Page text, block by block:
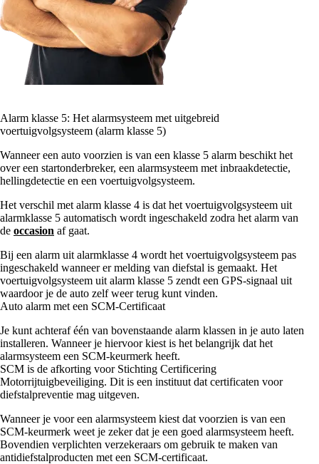
Alarm klasse 5: Het alarmsysteem met uitgebreid
voertuigvolgsysteem (alarm klasse 5)
Wanneer een auto voorzien is van een klasse 5 alarm beschikt het
over een startonderbreker, een alarmsysteem met inbraakdetectie,
hellingdetectie en een voertuigvolgsysteem.
Het verschil met alarm klasse 4 is dat het voertuigvolgsysteem uit
alarmklasse 5 automatisch wordt ingeschakeld zodra het alarm van
de occasion af gaat.
Bij een alarm uit alarmklasse 4 wordt het voertuigvolgsysteem pas
ingeschakeld wanneer er melding van diefstal is gemaakt. Het
voertuigvolgsysteem uit alarm klasse 5 zendt een GPS-signaal uit
waardoor je de auto zelf weer terug kunt vinden.
Auto alarm met een SCM-Certificaat
Je kunt achteraf één van bovenstaande alarm klassen in je auto laten
installeren. Wanneer je hiervoor kiest is het belangrijk dat het
alarmsysteem een SCM-keurmerk heeft.
SCM is de afkorting voor Stichting Certificering
Motorrijtuigbeveiliging. Dit is een instituut dat certificaten voor
diefstalpreventie mag uitgeven.
Wanneer je voor een alarmsysteem kiest dat voorzien is van een
SCM-keurmerk weet je zeker dat je een goed alarmsysteem heeft.
Bovendien verplichten verzekeraars om gebruik te maken van
antidiefstalproducten met een SCM-certificaat.